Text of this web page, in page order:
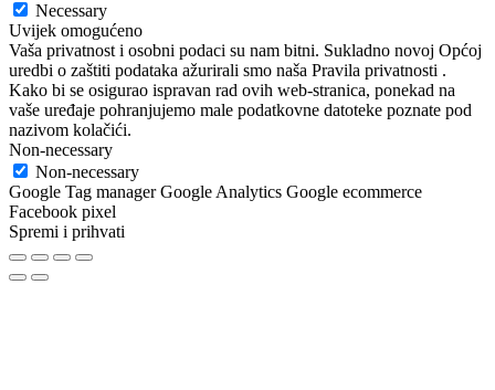
Necessary
Uvijek omogućeno
Vaša privatnost i osobni podaci su nam bitni. Sukladno novoj Općoj
uredbi o zaštiti podataka ažurirali smo naša Pravila privatnosti .
Kako bi se osigurao ispravan rad ovih web-stranica, ponekad na
vaše uređaje pohranjujemo male podatkovne datoteke poznate pod
nazivom kolačići.
Non-necessary
Non-necessary
Google Tag manager Google Analytics Google ecommerce
Facebook pixel
Spremi i prihvati